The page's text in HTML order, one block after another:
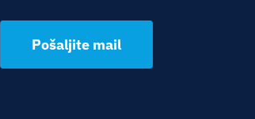
Pošaljite mail